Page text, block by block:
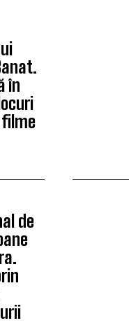
în
filme
de